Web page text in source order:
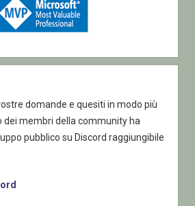
domande e quesiti in modo più
dei membri della community ha
pubblico su Discord raggiungibile